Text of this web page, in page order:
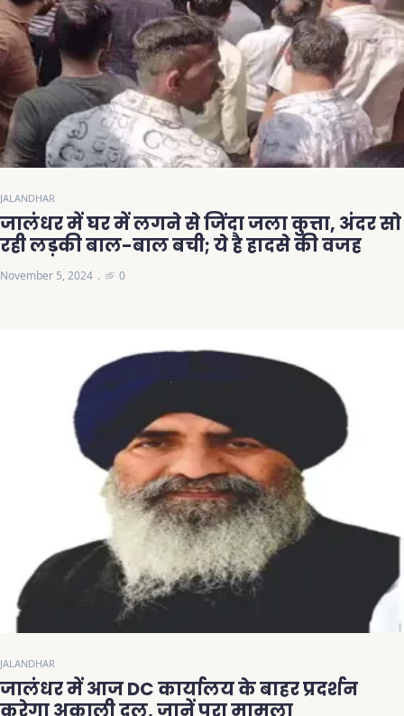
JALANDHAR
जालंधर में घर में लगने से जिंदा जला कुत्ता, अंदर सो
रही लड़की बाल-बाल बची; ये है हादसे की वजह
November 5, 2024 0
JALANDHAR
जालंधर में आज DC कार्यालय के बाहर प्रदर्शन
करेगा अकाली दल, जानें पूरा मामला